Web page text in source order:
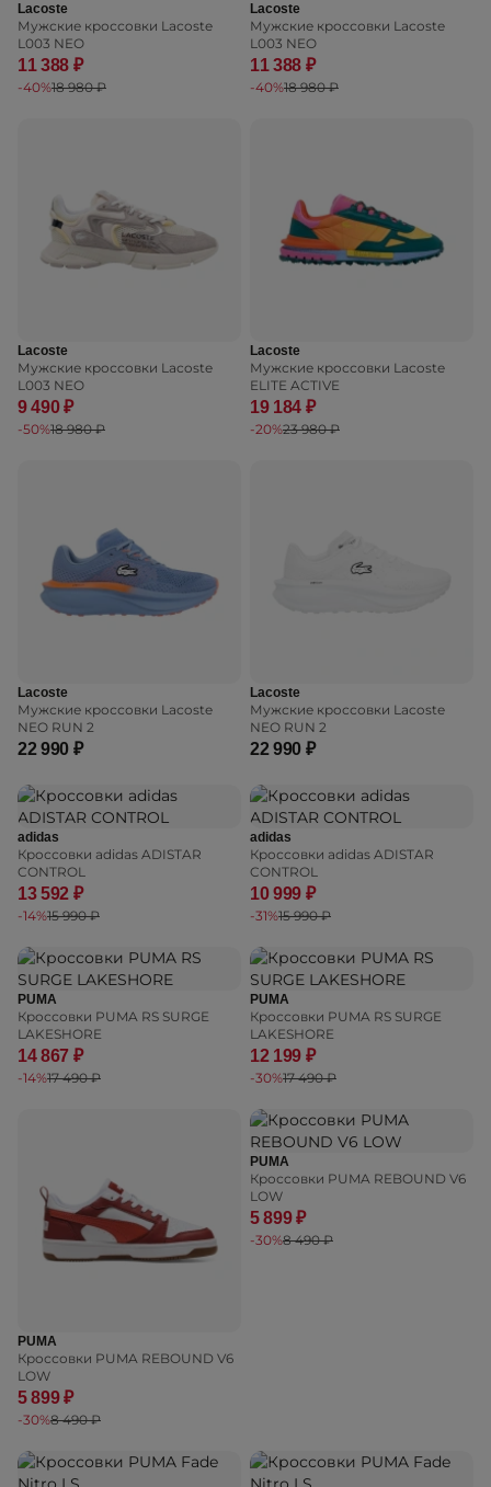
Lacoste
Мужские кроссовки Lacoste
L003 NEO
11 388 ₽
-40%18 980 ₽
Lacoste
Мужские кроссовки Lacoste
L003 NEO
11 388 ₽
-40%18 980 ₽
Lacoste
Мужские кроссовки Lacoste
L003 NEO
9 490 ₽
-50%18 980 ₽
Lacoste
Мужские кроссовки Lacoste
ELITE ACTIVE
19 184 ₽
-20%23 980 ₽
Lacoste
Мужские кроссовки Lacoste
NEO RUN 2
22 990 ₽
Lacoste
Мужские кроссовки Lacoste
NEO RUN 2
22 990 ₽
adidas
Кроссовки adidas ADISTAR
CONTROL
13 592 ₽
-14%15 990 ₽
adidas
Кроссовки adidas ADISTAR
CONTROL
10 999 ₽
-31%15 990 ₽
PUMA
Кроссовки PUMA RS SURGE
LAKESHORE
14 867 ₽
-14%17 490 ₽
PUMA
Кроссовки PUMA RS SURGE
LAKESHORE
12 199 ₽
-30%17 490 ₽
PUMA
Кроссовки PUMA REBOUND V6
LOW
5 899 ₽
-30%8 490 ₽
PUMA
Кроссовки PUMA REBOUND V6
LOW
5 899 ₽
-30%8 490 ₽